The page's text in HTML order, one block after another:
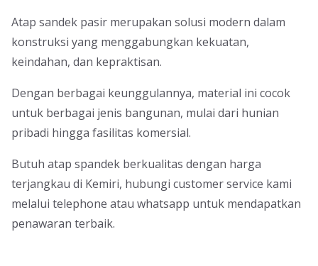
Atap sandek pasir merupakan solusi modern dalam
konstruksi yang menggabungkan kekuatan,
keindahan, dan kepraktisan.
Dengan berbagai keunggulannya, material ini cocok
untuk berbagai jenis bangunan, mulai dari hunian
pribadi hingga fasilitas komersial.
Butuh atap spandek berkualitas dengan harga
terjangkau di Kemiri, hubungi customer service kami
melalui telephone atau whatsapp untuk mendapatkan
penawaran terbaik.